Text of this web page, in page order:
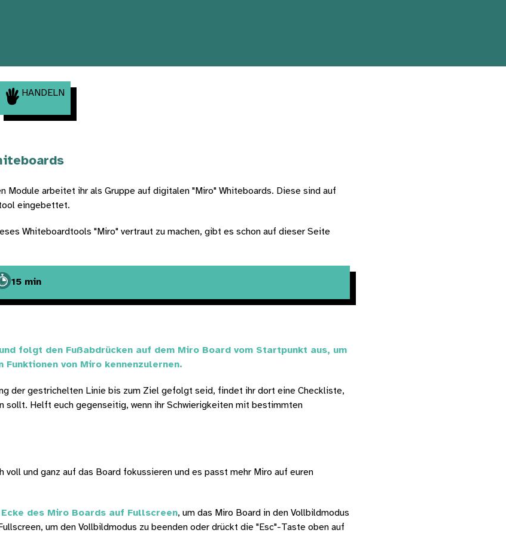
HANDELN
Module arbeitet ihr als Gruppe auf digitalen "Miro" Whiteboards. Diese sind auf
eingebettet.
Whiteboardtools "Miro" vertraut zu machen, gibt es schon auf dieser Seite
15 min
folgt den Fußabdrücken auf dem Miro Board vom Startpunkt aus, um
Funktionen von Miro kennenzulernen.
der gestrichelten Linie bis zum Ziel gefolgt seid, findet ihr dort eine Checkliste,
sollt. Helft euch gegenseitig, wenn ihr Schwierigkeiten mit bestimmten
voll und ganz auf das Board fokussieren und es passt mehr Miro auf euren
des Miro Boards auf Fullscreen, um das Miro Board in den Vollbildmodus
um den Vollbildmodus zu beenden oder drückt die "Esc"-Taste oben auf